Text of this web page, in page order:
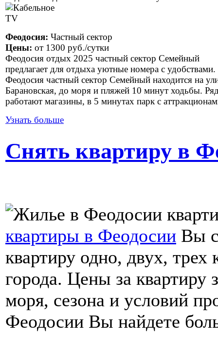
Феодосия: Частный сектор
Цены: от 1300 руб./сутки
Феодосия отдых 2025 частный сектор Семейный
предлагает для отдыха уютные номера с удобствами.
Феодосия частный сектор Семейный находится на
Барановская, до моря и пляжей 10 минут ходьбы.
работают магазины, в 5 минутах парк с
Узнать больше
Снять квартиру в
квартиры в Феодосии Вы
квартиру одно, двух,
города. Цены за квартиру
моря, сезона и условий
Феодосии Вы найдете